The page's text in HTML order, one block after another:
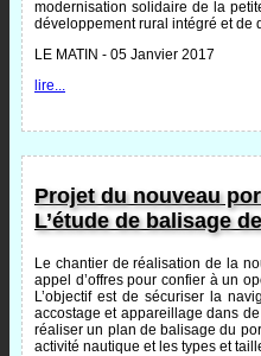
modernisation solidaire de la
développement rural intégré et de
LE MATIN - 05 Janvier 2017
lire...
Projet du nouveau
L’étude de balisage
Le chantier de réalisation de la
appel d’offres pour confier à un
L’objectif est de sécuriser la
accostage et appareillage dans
réaliser un plan de balisage du
activité nautique et les types et